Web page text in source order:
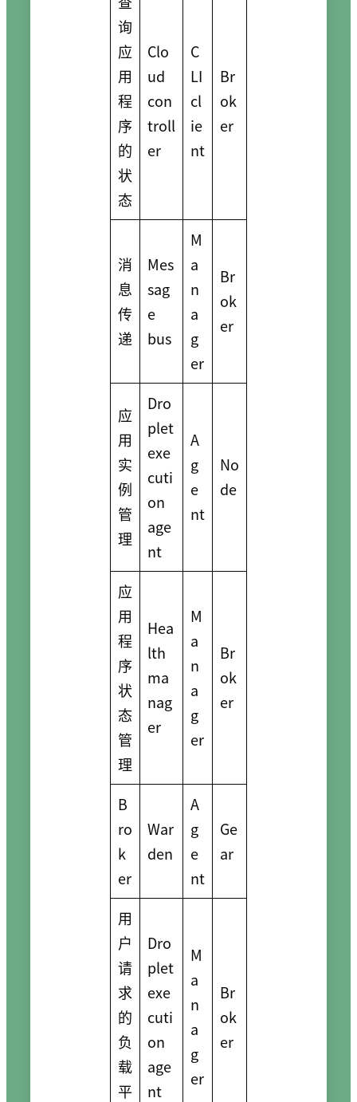
询
应
用
程
序
的
状
态
Clo
ud
con
troll
er
C
LI
cl
ie
nt
Br
ok
er
消
息
传
递
Mes
sag
e
bus
M
a
n
a
g
er
Br
ok
er
应
用
实
例
管
理
Dro
plet
exe
cuti
on
age
nt
A
g
e
nt
No
de
应
用
程
序
状
态
管
理
Hea
lth
ma
nag
er
M
a
n
a
g
er
Br
ok
er
B
ro
k
er
War
den
A
g
e
nt
Ge
ar
用
户
请
求
的
负
载
平
Dro
plet
exe
cuti
on
age
nt
M
a
n
a
g
er
Br
ok
er